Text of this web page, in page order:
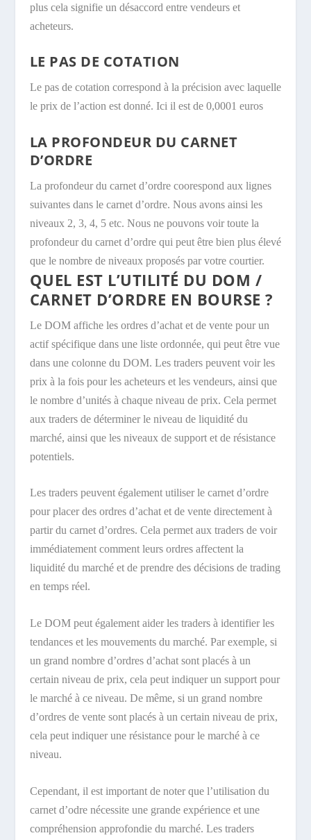
plus cela signifie un désaccord entre vendeurs et
acheteurs.
LE PAS DE COTATION
Le pas de cotation correspond à la précision avec laquelle
le prix de l’action est donné. Ici il est de 0,0001 euros
LA PROFONDEUR DU CARNET
D’ORDRE
La profondeur du carnet d’ordre coorespond aux lignes
suivantes dans le carnet d’ordre. Nous avons ainsi les
niveaux 2, 3, 4, 5 etc. Nous ne pouvons voir toute la
profondeur du carnet d’ordre qui peut être bien plus élevé
que le nombre de niveaux proposés par votre courtier.
QUEL EST L’UTILITÉ DU DOM /
CARNET D’ORDRE EN BOURSE ?
Le DOM affiche les ordres d’achat et de vente pour un
actif spécifique dans une liste ordonnée, qui peut être vue
dans une colonne du DOM. Les traders peuvent voir les
prix à la fois pour les acheteurs et les vendeurs, ainsi que
le nombre d’unités à chaque niveau de prix. Cela permet
aux traders de déterminer le niveau de liquidité du
marché, ainsi que les niveaux de support et de résistance
potentiels.
Les traders peuvent également utiliser le carnet d’ordre
pour placer des ordres d’achat et de vente directement à
partir du carnet d’ordres. Cela permet aux traders de voir
immédiatement comment leurs ordres affectent la
liquidité du marché et de prendre des décisions de trading
en temps réel.
Le DOM peut également aider les traders à identifier les
tendances et les mouvements du marché. Par exemple, si
un grand nombre d’ordres d’achat sont placés à un
certain niveau de prix, cela peut indiquer un support pour
le marché à ce niveau. De même, si un grand nombre
d’ordres de vente sont placés à un certain niveau de prix,
cela peut indiquer une résistance pour le marché à ce
niveau.
Cependant, il est important de noter que l’utilisation du
carnet d’odre nécessite une grande expérience et une
compréhension approfondie du marché. Les traders